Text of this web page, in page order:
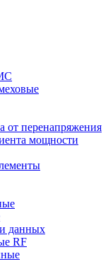
от перенапряжения
мощности
данных
RF